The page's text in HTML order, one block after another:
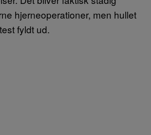
hjerneoperationer, men hullet
fyldt ud.